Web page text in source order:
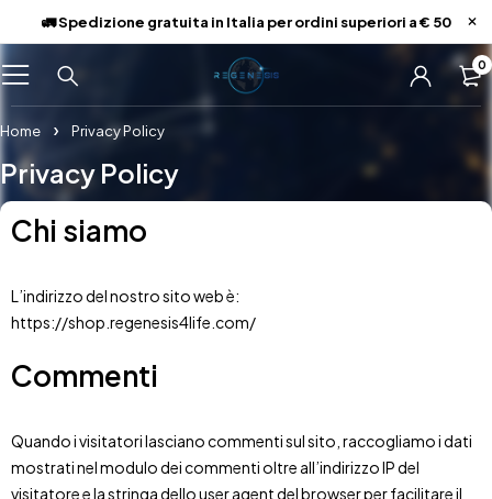
🚛 Spedizione gratuita in Italia per ordini superiori a € 50
0
Home Privacy Policy
Privacy Policy
Chi siamo
L’indirizzo del nostro sito web è:
https://shop.regenesis4life.com/
Commenti
Quando i visitatori lasciano commenti sul sito, raccogliamo i dati
mostrati nel modulo dei commenti oltre all’indirizzo IP del
visitatore e la stringa dello user agent del browser per facilitare il